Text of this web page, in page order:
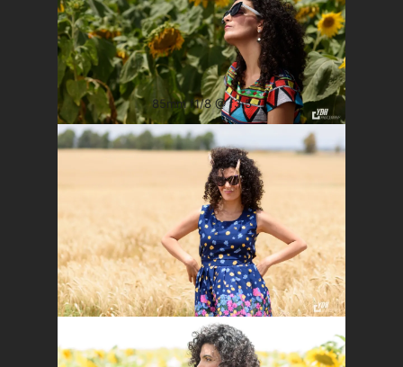
85mm f1/8 @ f3.5